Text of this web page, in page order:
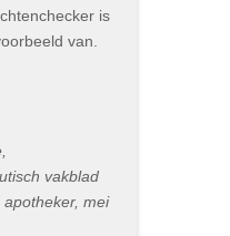
is
van.
vakblad
mei